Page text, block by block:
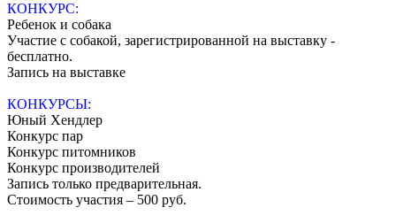
КОНКУРС:
Ребенок и собака
Участие с собакой, зарегистрированной на выставку -
бесплатно.
Запись на выставке
КОНКУРСЫ:
Юный Хендлер
Конкурс пар
Конкурс питомников
Конкурс производителей
Запись только предварительная.
Стоимость участия – 500 руб.